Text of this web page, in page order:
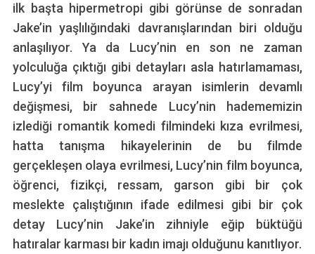
ilk başta hipermetropi gibi görünse de sonradan
Jake’in yaşlılığındaki davranışlarından biri olduğu
anlaşılıyor. Ya da Lucy’nin en son ne zaman
yolculuğa çıktığı gibi detayları asla hatırlamaması,
Lucy’yi film boyunca arayan isimlerin devamlı
değişmesi, bir sahnede Lucy’nin hadememizin
izlediği romantik komedi filmindeki kıza evrilmesi,
hatta tanışma hikayelerinin de bu filmde
gerçekleşen olaya evrilmesi, Lucy’nin film boyunca,
öğrenci, fizikçi, ressam, garson gibi bir çok
meslekte çalıştığının ifade edilmesi gibi bir çok
detay Lucy’nin Jake’in zihniyle eğip büktüğü
hatıralar karması bir kadın imajı olduğunu kanıtlıyor.